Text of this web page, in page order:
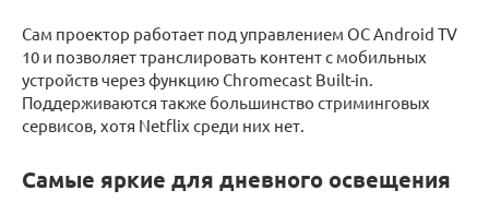
Сам проектор работает под управлением ОС Android TV
10 и позволяет транслировать контент с мобильных
устройств через функцию Chromecast Built-in.
Поддерживаются также большинство стриминговых
сервисов, хотя Netflix среди них нет.
Самые яркие для дневного освещения